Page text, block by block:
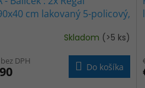
cm lakovaný 5-policový,
Skladom (>5 ks)
DPH
Do košíka